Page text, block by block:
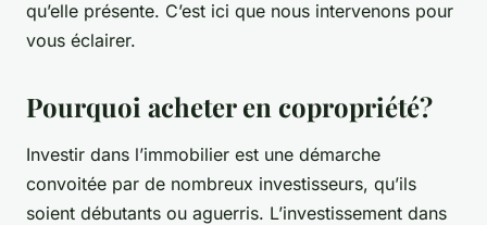
qu’elle présente. C’est ici que nous intervenons pour
vous éclairer.
Pourquoi acheter en copropriété?
Investir dans l’immobilier est une démarche
convoitée par de nombreux investisseurs, qu’ils
soient débutants ou aguerris. L’investissement dans